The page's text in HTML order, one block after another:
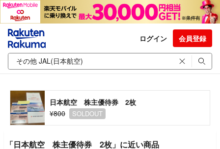
ログイン 会員登録
日本航空 株主優待券 2枚
¥800
SOLDOUT
「日本航空 株主優待券 2枚」に近い商品